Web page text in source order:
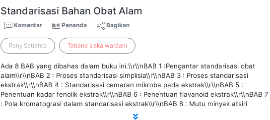
Standarisasi Bahan Obat Alam
Komentar Penanda Bagikan
Rony Setianto Tatiana siska wardani
Ada 8 BAB yang dibahas dalam buku ini.\\r\\nBAB 1 :Pengantar standarisasi obat
alam\\r\\nBAB 2 : Proses standarisasi simplisia\\r\\nBAB 3 : Proses standarisasi
ekstrak\\r\\nBAB 4 : Standarisasi cemaran mikroba pada ekstrak\\r\\nBAB 5 :
Penentuan kadar fenolik ekstrak\\r\\nBAB 6 : Penentuan flavanoid ekstrak\\r\\nBAB 7
: Pola kromatograsi dalam standarisasi ekstrak\\r\\nBAB 8 : Mutu minyak atsiri